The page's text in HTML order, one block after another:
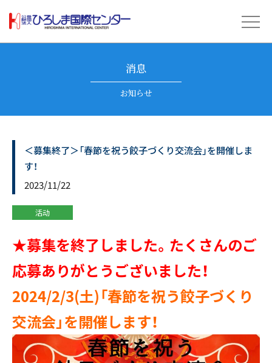
消息
お知らせ
＜募集終了＞「春節を祝う餃子づくり交流会」を開催しま
す！
2023/11/22
活动
★募集を終了しました。たくさんのご
応募ありがとうございました！
2024/2/3(土)「春節を祝う餃子づくり
交流会」を開催します！